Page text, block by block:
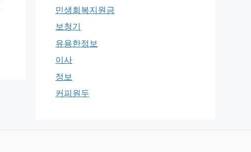
민생회복지원금
보청기
유용한정보
이사
정보
커피원두